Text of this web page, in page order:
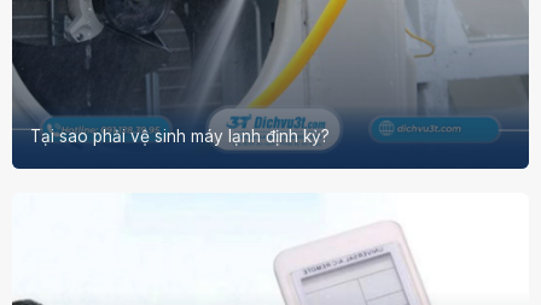
Tại sao phải vệ sinh máy lạnh định kỳ?